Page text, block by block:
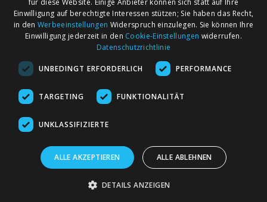
AGB
Impressum
Kontakt
Märkte nach Bundesländern
Märkte nach PLZ
Märkte nach Umkreis
Flohmarkt
für diese Website. Einige Anbieter können sich statt auf Ihre
Einwilligung auf berechtigte Interessen stützen; Sie haben das Recht,
in den Werbeeinstellungen Widerspruch einzulegen. Sie können Ihre
Einwilligung jederzeit in den Cookie-Einstellungen widerrufen.
Datenschutzrichtlinie
UNBEDINGT ERFORDERLICH PERFORMANCE
TARGETING FUNKTIONALITÄT
UNKLASSIFIZIERTE
ALLE AKZEPTIEREN ALLE ABLEHNEN
DETAILS ANZEIGEN